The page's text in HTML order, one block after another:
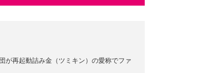
が再起動詰み金（ツミキン）の愛称でファ